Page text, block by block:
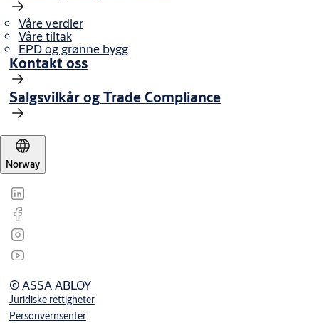
Våre verdier
Våre tiltak
EPD og grønne bygg
Kontakt oss
Salgsvilkår og Trade Compliance
Norway
© ASSA ABLOY
Juridiske rettigheter
Personvernsenter